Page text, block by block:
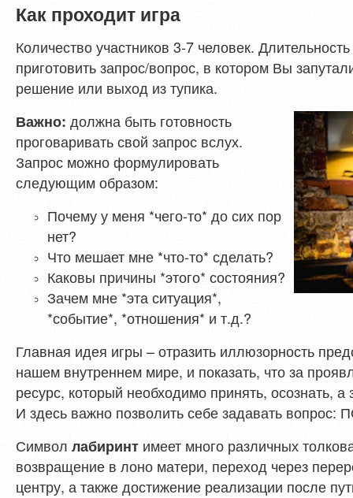
Как проходит игра
Количество участников 3-7 человек.
приготовить запрос/вопрос, в котором Вы
решение или выход из тупика.
Важно: должна быть готовность
проговаривать свой запрос вслух.
Запрос можно формулировать
следующим образом:
Почему у меня *чего-то* до сих пор
нет?
Что мешает мне *что-то* сделать?
Каковы причины *этого* состояния?
Зачем мне *эта ситуация*,
*событие*, *отношения* и т.д.?
Главная идея игры – отразить иллюзорность
нашем внутреннем мире, и показать, что за
ресурс, который необходимо принять, осознать,
И здесь важно позволить себе задавать
Символлабиринт имеет много различных
возвращение в лоно матери, переход через
центру, а также достижение реализации после